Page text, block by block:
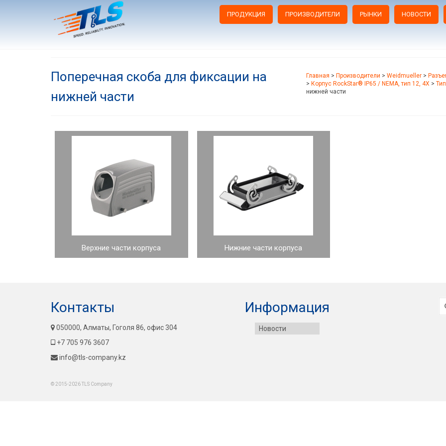
ПРОДУКЦИЯ ПРОИЗВОДИТЕЛИ РЫНКИ НОВОСТИ
Поперечная скоба для фиксации на
нижней части
Главная > Производители > Weidmueller >
> Корпус RockStar® IP65 / NEMA, тип 12, 4X >
нижней части
Верхние части корпуса Нижние части корпуса
Контакты
050000, Алматы, Гоголя 86, офис 304
+7 705 976 3607
info@tls-company.kz
Информация
Новости
© 2015-2026 TLS Company